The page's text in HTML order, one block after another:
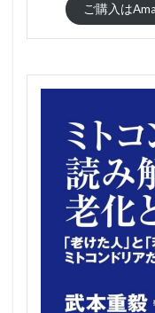
ご購入は